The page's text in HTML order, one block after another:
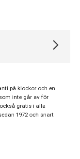
på klockor och en
inte går av för
gratis i alla
1972 och snart